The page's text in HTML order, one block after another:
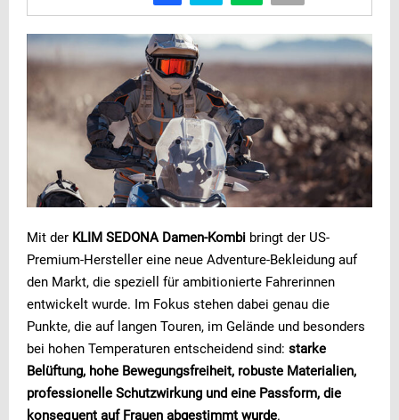
Mit der KLIM SEDONA Damen-Kombi bringt der US-
Premium-Hersteller eine neue Adventure-Bekleidung auf
den Markt, die speziell für ambitionierte Fahrerinnen
entwickelt wurde. Im Fokus stehen dabei genau die
Punkte, die auf langen Touren, im Gelände und besonders
bei hohen Temperaturen entscheidend sind: starke
Belüftung, hohe Bewegungsfreiheit, robuste Materialien,
professionelle Schutzwirkung und eine Passform, die
konsequent auf Frauen abgestimmt wurde.